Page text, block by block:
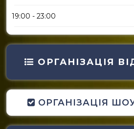
19:00 - 23:00
ОРГАНІЗАЦІЯ
ОРГАНІЗАЦІЯ